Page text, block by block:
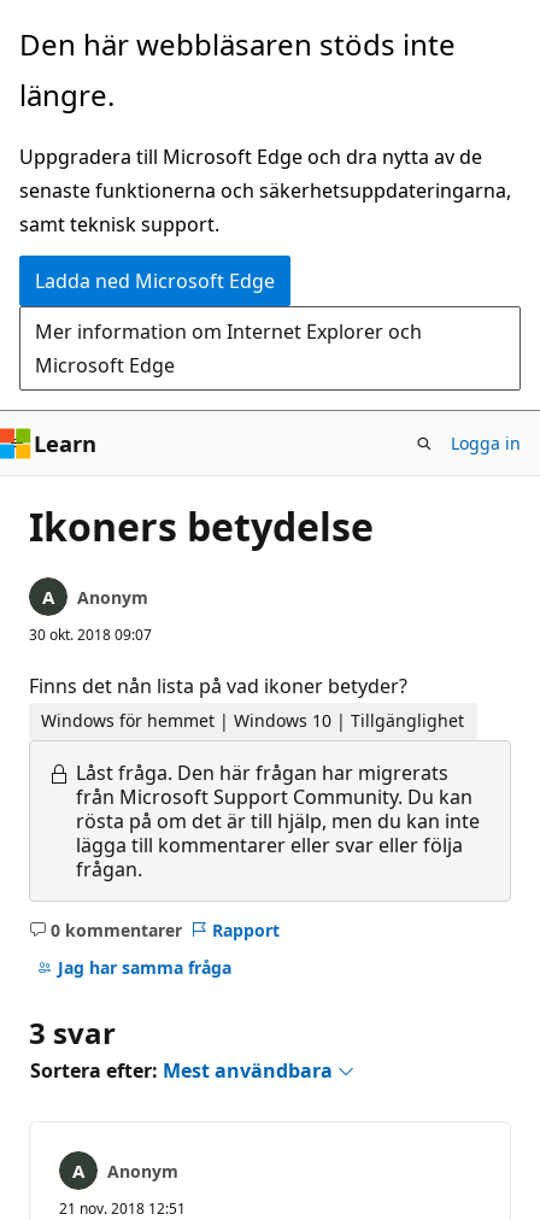
Hoppa
huvudinnehåll
Den här webbläsaren stöds inte
längre.
Uppgradera till Microsoft Edge och dra nytta av de
senaste funktionerna och säkerhetsuppdateringarna,
samt teknisk support.
Ladda ned Microsoft Edge
Mer information om Internet Explorer och
Microsoft Edge
Learn Logga in
Ikoners betydelse
Anonym
30 okt. 2018 09:07
Finns det nån lista på vad ikoner betyder?
Windows för hemmet | Windows 10 | Tillgänglighet
Låst fråga. Den här frågan har migrerats
från Microsoft Support Community. Du kan
rösta på om det är till hjälp, men du kan inte
lägga till kommentarer eller svar eller följa
frågan.
0 kommentarer
Inga
kommentarer
Rapport
Jag har samma fråga
3 svar
Sortera efter: Mest användbara
Anonym
21 nov. 2018 12:51